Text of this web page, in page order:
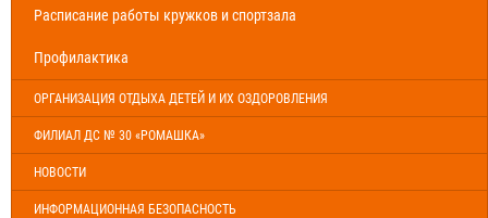
Расписание работы кружков и спортзала
Профилактика
ОРГАНИЗАЦИЯ ОТДЫХА ДЕТЕЙ И ИХ ОЗДОРОВЛЕНИЯ
ФИЛИАЛ ДС № 30 «РОМАШКА»
НОВОСТИ
ИНФОРМАЦИОННАЯ БЕЗОПАСНОСТЬ